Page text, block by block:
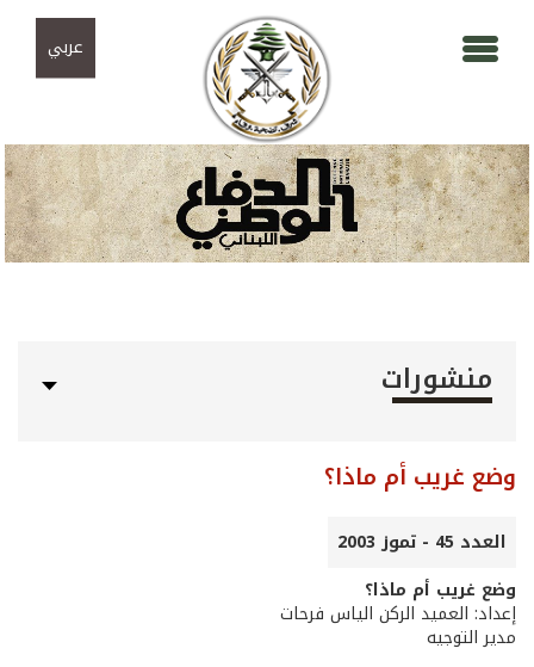
عربي
منشورات
وضع غريب أم ماذا؟
العدد 45 - تموز 2003
وضع غريب أم ماذا؟
إعداد: العميد الركن الياس فرحات
مدير التوجيه